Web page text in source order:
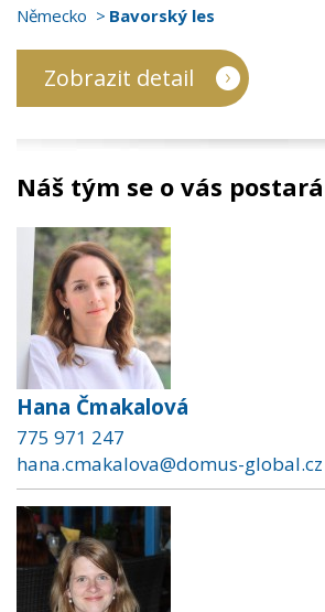
Německo Bavorský les
Zobrazit detail
Náš tým se o vás postará
Hana Čmakalová
775 971 247
hana.cmakalova@domus-global.cz